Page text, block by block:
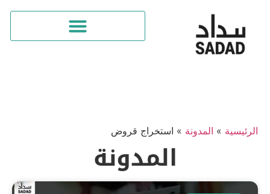
الرئيسية » المدونة » استخراج قروض
المدونة